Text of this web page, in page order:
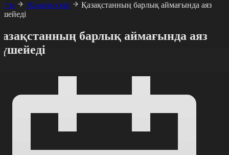
Жаңалықтар
Қазақстанның барлық аймағында аяз
барлық аймағында аяз